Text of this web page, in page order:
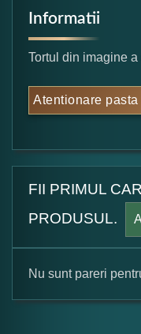
Informatii
Tortul din imagine
Atentionare
FII PRIMUL
PRODUSUL.
Formular pareri
Nu sunt pareri